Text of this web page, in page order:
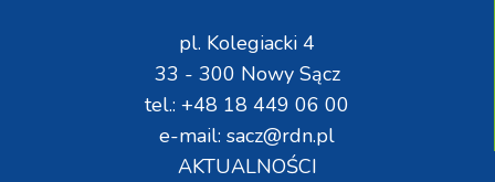
pl. Kolegiacki 4
33 - 300 Nowy Sącz
tel.: +48 18 449 06 00
e-mail: sacz@rdn.pl
AKTUALNOŚCI